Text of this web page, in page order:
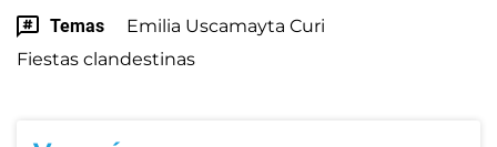
Temas
Emilia Uscamayta Curi
Fiestas clandestinas